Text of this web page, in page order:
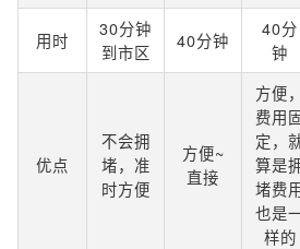
用时
30分钟
到市区
40分钟
40分
钟
优点
不会拥
堵，准
时方便
方便~
直接
方便，
费用
定，
算是
堵费
也是
样的